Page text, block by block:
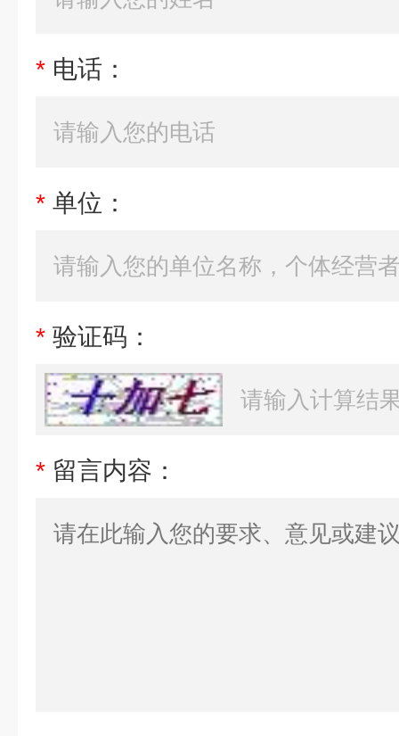
* 电话：
* 单位：
* 验证码：
* 留言内容：